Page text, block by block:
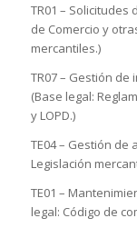
TR01 – Solicitudes
de Comercio y
mercantiles.)
TR07 – Gestión
(Base legal:
y LOPD.)
TE04 – Gestión de
Legislación
TE01 –
legal: Código de